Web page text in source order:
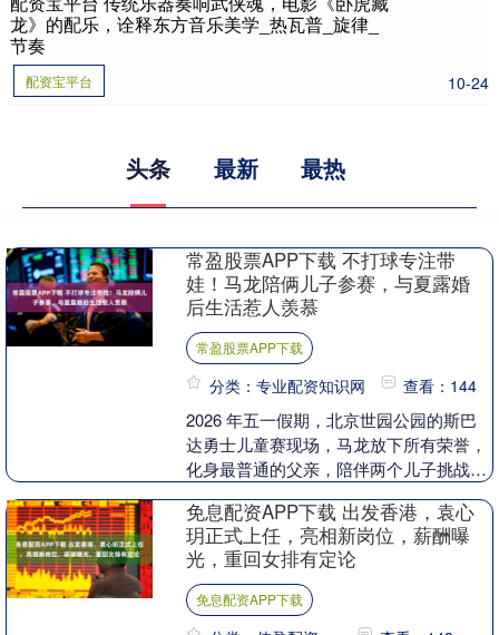
龙》的配乐，诠释东方音乐美学_热瓦普_旋律_
节奏
配资宝平台 10-24
头条 最新 最热
常盈股票APP下载 不打球专注带
娃！马龙陪俩儿子参赛，与夏露婚
后生活惹人羡慕
常盈股票APP下载
分类：专业配资知识网 查看：144
2026 年五一假期，北京世园公园的斯巴
达勇士儿童赛现场，马龙放下所有荣誉，
化身最普通的父亲，陪伴两个儿子挑战自
众看到了传奇....
免息配资APP下载 出发香港，袁心
玥正式上任，亮相新岗位，薪酬曝
光，重回女排有定论
免息配资APP下载